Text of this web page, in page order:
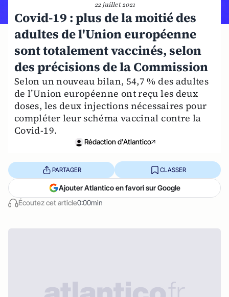
22 juillet 2021
Covid-19 : plus de la moitié des
adultes de l'Union européenne
sont totalement vaccinés, selon
des précisions de la Commission
Selon un nouveau bilan, 54,7 % des adultes
de l’Union européenne ont reçu les deux
doses, les deux injections nécessaires pour
compléter leur schéma vaccinal contre la
Covid-19.
Rédaction d'Atlantico
Écoutez cet article0:00min
PARTAGER CLASSER
Ajouter Atlantico en favori sur Google